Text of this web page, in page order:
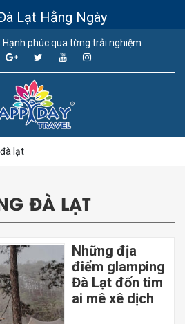
Hạnh phúc qua từng trải nghiệm
lạt
ĐÀ LẠT
Những địa
điểm glamping
Đà Lạt đốn tim
ai mê xê dịch
Lạt Hằng Ngày